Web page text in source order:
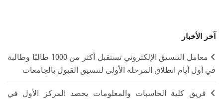
آخر الأخبار
معامل التنسيق الإلكتروني تستقبل أكثر من 1000 طالبًا وطالبة
في أول أيام انطلاق المرحلة الأولى لتنسيق القبول بالجامعات
فريق كلية الحاسبات والمعلومات يحصد المركز الأول في